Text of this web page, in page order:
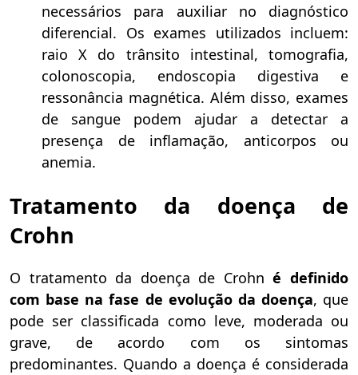
necessários para auxiliar no diagnóstico
diferencial. Os exames utilizados incluem:
raio X do trânsito intestinal, tomografia,
colonoscopia, endoscopia digestiva e
ressonância magnética. Além disso, exames
de sangue podem ajudar a detectar a
presença de inflamação, anticorpos ou
anemia.
Tratamento da doença de
Crohn
O tratamento da doença de Crohné definido
com base na fase de evolução da doença, que
pode ser classificada como leve, moderada ou
grave, de acordo com os sintomas
predominantes. Quando a doença é considerada